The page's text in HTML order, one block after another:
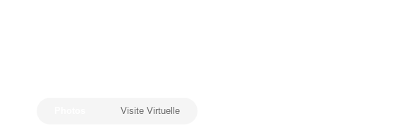
Visite Virtuelle